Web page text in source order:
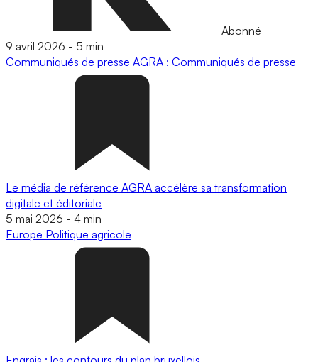
Abonné
9 avril 2026 - 5 min
Communiqués de presse AGRA : Communiqués de presse
Le média de référence AGRA accélère sa transformation
digitale et éditoriale
5 mai 2026 - 4 min
Europe Politique agricole